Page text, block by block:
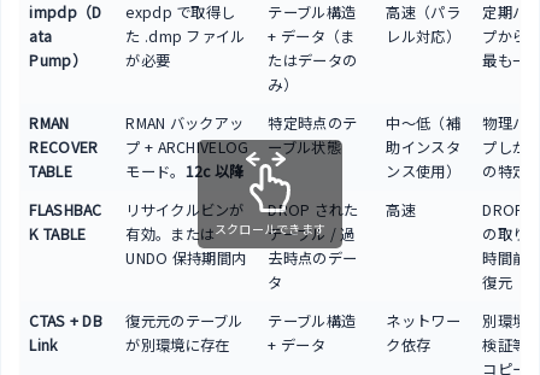
impdp（D
ata
Pump）
expdp で取得し
た .dmp ファイル
が必要
テーブル構造
+ データ（ま
たはデータの
み）
高速（パラ
レル対応）
定期バ
プから
最も一
RMAN
RECOVER
TABLE
RMAN バックアッ
プ + ARCHIVELOG
モード。 12c 以降
特定時点のテ
ーブル状態
中〜低（補
助インスタ
ンス使用）
物理バ
プしか
の特定
FLASHBAC
K TABLE
リサイクルビンが
有効。または
UNDO 保持期間内
DROP された
テーブル / 過
去時点のデー
タ
高速
DROP
の取り
時間前
復元
CTAS + DB
Link
復元元のテーブル
が別環境に存在
テーブル構造
+ データ
ネットワー
ク依存
別環境
検証等
コピー
スクロールできます